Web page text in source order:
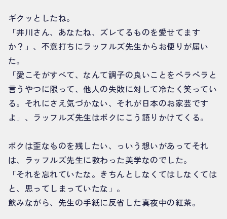
ギクッとしたね。
「井川さん、あなたね、ズレてるものを愛せてます
か？」、不意打ちにラッフルズ先生からお便りが届い
た。
「愛こそがすべて、なんて調子の良いことをペラペラと
言うやつに限って、他人の失敗に対して冷たく笑ってい
る。それにさえ気づかない、それが日本のお家芸です
よ」、ラッフルズ先生はボクにこう語りかけてくる。
ボクは歪なものを残したい、っいう想いがあってそれ
は、ラッフルズ先生に教わった美学なのでした。
「それを忘れていたな。きちんとしなくてはしなくては
と、思ってしまっていたな」。
飲みながら、先生の手紙に反省した真夜中の紅茶。